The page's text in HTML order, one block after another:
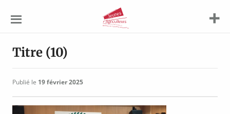
Agriculteurs
Titre (10)
Publié le 19 février 2025